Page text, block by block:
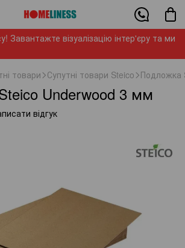
Завантажте візуалізацію інтер'єру та ми
товари Супутні товари Steico Подложка
Underwood 3 мм
відгук